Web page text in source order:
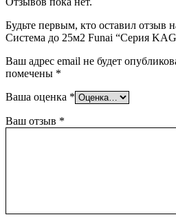
Будьте первым, кто оставил отзыв
Система до 25м2 Funai “Серия
Ваш адрес email не будет
помечены *
Ваша оценка *
Ваш отзыв *